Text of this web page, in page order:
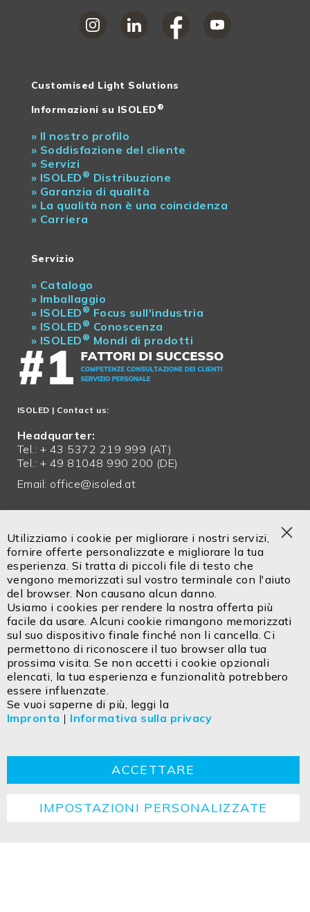
Customised Light Solutions
Informazioni su ISOLED ®
» Il nostro profilo
» Soddisfazione del cliente
» Servizi
» ISOLED ® Distribuzione
» Garanzia di qualità
» La qualità non è una coincidenza
» Carriera
Servizio
» Catalogo
» Imballaggio
» ISOLED ® Focus sull'industria
» ISOLED ® Conoscenza
» ISOLED ® Mondi di prodotti
ISOLED | Contact us:
Headquarter:
Tel.: + 43 5372 219 999 (AT)
Tel.: + 49 81048 990 200 (DE)
Email: office@isoled.at
Tel. +39 0471 14302 00
Cel. +39 334 9113 336
Email:info@isoled.shop
www.isoled.shop
FIAI Handels GmbH – ISOLED ITALIA
Via Innsbruck 27/C
IT - 39100 Bolzano
ContattoImpresa Dichiarazione sulla privacy
TCG CookieRitorno
Copyright ©2026 ISOLED FIAI Handels GmbH All
Utilizziamo i cookie per migliorare i nostri servizi,
fornire offerte personalizzate e migliorare la tua
esperienza. Si tratta di piccoli file di testo che
vengono memorizzati sul vostro terminale con l'aiuto
del browser. Non causano alcun danno.
Usiamo i cookies per rendere la nostra offerta più
facile da usare. Alcuni cookie rimangono memorizzati
sul suo dispositivo finale finché non li cancella. Ci
permettono di riconoscere il tuo browser alla tua
prossima visita. Se non accetti i cookie opzionali
elencati, la tua esperienza e funzionalità potrebbero
essere influenzate.
Se vuoi saperne di più, leggi la
Impronta | Informativa sulla privacy
ACCETTARE
IMPOSTAZIONI PERSONALIZZATE